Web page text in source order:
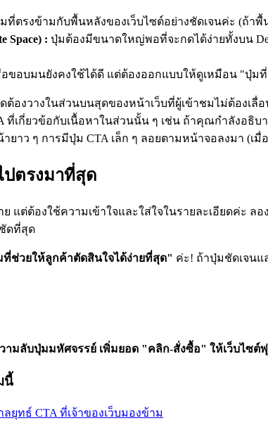
ที่ตรงข้ามกับพื้นหลังของเว็บไซต์อย่างชัดเจนค่ะ (ถ้า
Space) : ปุ่มต้องมีขนาดใหญ่พอที่จะกดได้ง่ายทั้งบน
ขอบมนยังคงใช้ได้ดี แต่ต้องออกแบบให้ดูเหมือน "ปุ่ม
ต้องวางในส่วนบนสุดของหน้าเว็บที่ผู้เข้าชมไม่ต้องเลื่
ที่เกี่ยวข้อกับเนื้อหาในส่วนนั้น ๆ เช่น ถ้าคุณกำลังอธิบ
ยาว ๆ การมีปุ่ม CTA เล็ก ๆ ลอยตามหน้าจอลงมา (เ
ปตรงมาที่สุด
แต่ต้องใช้ความเข้าใจและใส่ใจในรายละเอียดค่ะ
ดที่สุด
ช่วยให้ลูกค้าตัดสินใจได้ง่ายที่สุด" ค่ะ! ถ้าปุ่มชัดเจนแ
ามลับปุ่มมหัศจรรย์ เพิ่มยอด "คลิก-สั่งซื้อ" ให้เว็บไซต์
นี้
ยุทธ์ CTA ที่เจ้าของเว็บมองข้าม